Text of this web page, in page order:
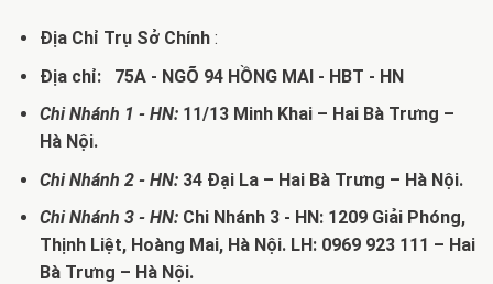
Địa Chỉ Trụ Sở Chính:
Địa chỉ: 75A - NGÕ 94 HỒNG MAI - HBT - HN
Chi Nhánh 1 - HN:11/13 Minh Khai – Hai Bà Trưng –
Hà Nội.
Chi Nhánh 2 - HN:34 Đại La – Hai Bà Trưng – Hà Nội.
Chi Nhánh 3 - HN:Chi Nhánh 3 - HN: 1209 Giải Phóng,
Thịnh Liệt, Hoàng Mai, Hà Nội. LH: 0969 923 111 – Hai
Bà Trưng – Hà Nội.